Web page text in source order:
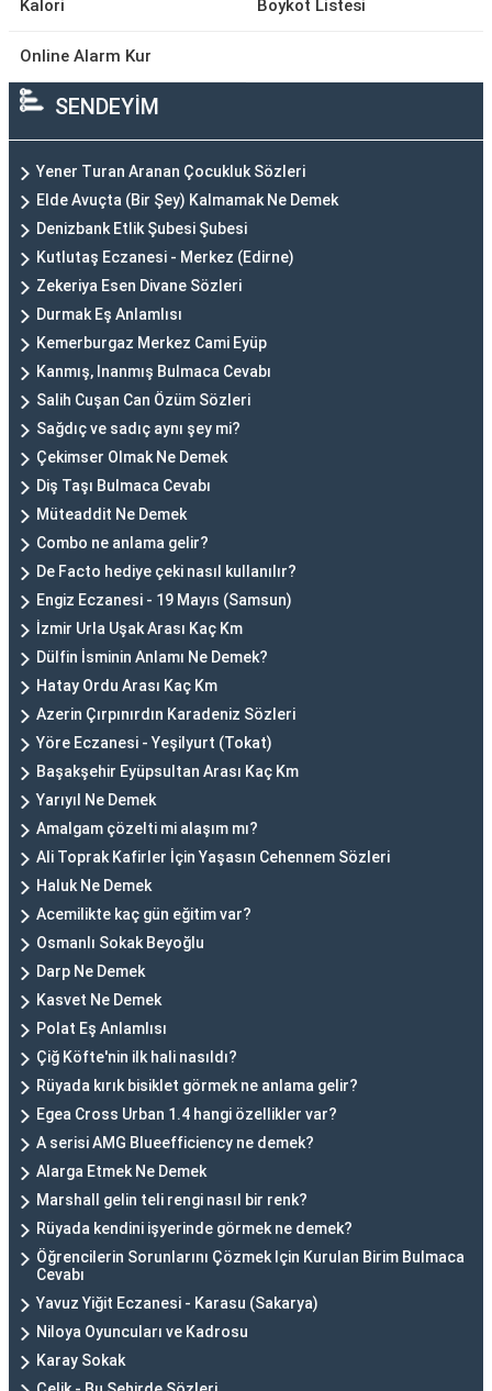
Kalori
Boykot Listesi
Online Alarm Kur
SENDEYİM
Yener Turan Aranan Çocukluk Sözleri
Elde Avuçta (Bir Şey) Kalmamak Ne Demek
Denizbank Etlik Şubesi Şubesi
Kutlutaş Eczanesi - Merkez (Edirne)
Zekeriya Esen Divane Sözleri
Durmak Eş Anlamlısı
Kemerburgaz Merkez Cami Eyüp
Kanmış, Inanmış Bulmaca Cevabı
Salih Cuşan Can Özüm Sözleri
Sağdıç ve sadıç aynı şey mi?
Çekimser Olmak Ne Demek
Diş Taşı Bulmaca Cevabı
Müteaddit Ne Demek
Combo ne anlama gelir?
De Facto hediye çeki nasıl kullanılır?
Engiz Eczanesi - 19 Mayıs (Samsun)
İzmir Urla Uşak Arası Kaç Km
Dülfin İsminin Anlamı Ne Demek?
Hatay Ordu Arası Kaç Km
Azerin Çırpınırdın Karadeniz Sözleri
Yöre Eczanesi - Yeşilyurt (Tokat)
Başakşehir Eyüpsultan Arası Kaç Km
Yarıyıl Ne Demek
Amalgam çözelti mi alaşım mı?
Ali Toprak Kafirler İçin Yaşasın Cehennem Sözleri
Haluk Ne Demek
Acemilikte kaç gün eğitim var?
Osmanlı Sokak Beyoğlu
Darp Ne Demek
Kasvet Ne Demek
Polat Eş Anlamlısı
Çiğ Köfte'nin ilk hali nasıldı?
Rüyada kırık bisiklet görmek ne anlama gelir?
Egea Cross Urban 1.4 hangi özellikler var?
A serisi AMG Blueefficiency ne demek?
Alarga Etmek Ne Demek
Marshall gelin teli rengi nasıl bir renk?
Rüyada kendini işyerinde görmek ne demek?
Öğrencilerin Sorunlarını Çözmek Için Kurulan Birim Bulmaca
Cevabı
Yavuz Yiğit Eczanesi - Karasu (Sakarya)
Niloya Oyuncuları ve Kadrosu
Karay Sokak